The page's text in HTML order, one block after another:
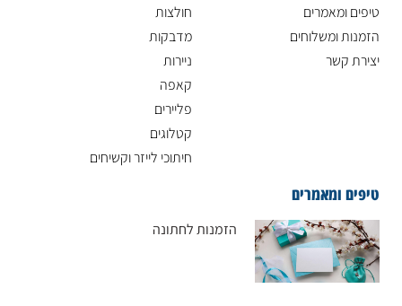
טיפים ומאמרים
הזמנות ומשלוחים
יצירת קשר
חולצות
מדבקות
ניירות
קאפה
פליירים
קטלוגים
חיתוכי לייזר וקשיחים
טיפים ומאמרים
הזמנות לחתונה